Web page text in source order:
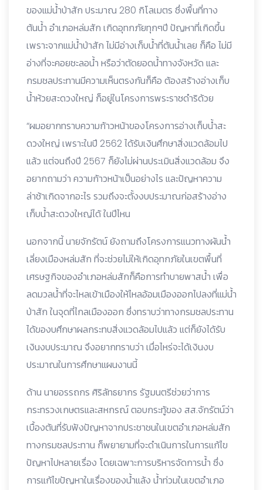
ของแม่น้ำป่าสัก ประมาณ 280 กิโลเมตร ซึ่งพื้นที่ทาง
ต้นน้ำ อำเภอหล่มสัก เกิดอุทกภัยทุกๆปี ปัญหาที่เกิดขึ้น
เพราะจากแม่น้ำป่าสัก ไม่มีอ่างเก็บน้ำที่ต้นน้ำเลย ก็คือ ไม่มี
อ่างที่จะคอยชะลอน้ำ หรือว่าตัดยอดน้ำทางจังหวัด และ
กรมชลประทานมีความเห็นตรงกันก็คือ ต้องสร้างอ่างเก็บ
น้ำห้วยสะดวงใหญ่ ก็อยู่ในโครงการพระราชดำริด้วย
“ผมอยากทราบความก้าวหน้าของโครงการอ่างเก็บน้ำสะ
ดวงใหญ่ เพราะในปี 2562 ได้รับเงินศึกษาสิ่งแวดล้อมไป
แล้ว แต่จนถึงปี 2567 ก็ยังไม่ผ่านประเมินสิ่งแวดล้อม จึง
อยากถามว่า ความก้าวหน้าเป็นอย่างไร และปัญหาความ
ล่าช้าเกิดจากอะไร รวมถึงจะตั้งงบประมาณก่อสร้างอ่าง
เก็บน้ำสะดวงใหญ่ได้ ในปีไหน
นอกจากนี้ นายจักรัตน์ ยังถามถึงโครงการแนวทางผันน้ำ
เลี่ยงเมืองหล่มสัก ที่จะช่วยไม่ให้เกิดอุทกภัยในเขตพื้นที่
เศรษฐกิจของอำเภอหล่มสักก็คือการทำบายพาสน้ำ เพื่อ
ลดมวลน้ำที่จะไหลเข้าเมืองให้ไหลอ้อมเมืองออกไปลงที่แม่น้ำ
ป่าสัก ในจุดที่ไกลเมืองออก ซึ่งทราบว่าทางกรมชลประทาน
ได้ของบศึกษาผลกระทบสิ่งแวดล้อมไปแล้ว แต่ก็ยังได้รับ
เงินงบประมาณ จึงอยากทราบว่า เมื่อไหร่จะได้เงินงบ
ประมาณในการศึกษาแผนงานนี้
ด้าน นายอรรถกร ศิริลัทธยากร รัฐมนตรีช่วยว่าการ
กระทรวงเกษตรและสหกรณ์ ตอบกระทู้ของ สส.จักรัตน์ว่า
เบื้องต้นที่รับฟังปัญหาจากประชาชนในเขตอำเภอหล่มสัก
ทางกรมชลประทาน ก็พยายามที่จะดำเนินการในการแก้ไข
ปัญหาไปหลายเรื่อง โดยเฉพาะการบริหารจัดการน้ำ ซึ่ง
การแก้ไขปัญหาในเรื่องของน้ำแล้ง น้ำท่วมในเขตอำเภอ